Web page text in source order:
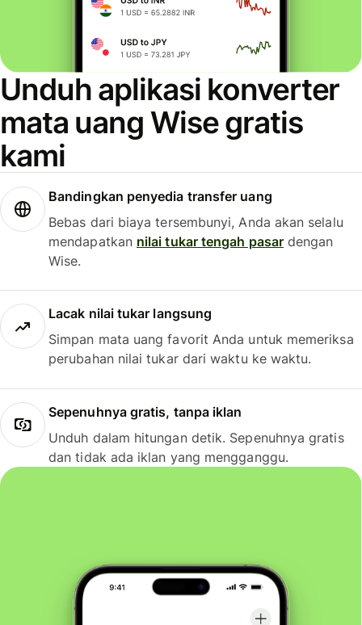
Unduh aplikasi konverter
mata uang Wise gratis
kami
Bandingkan penyedia transfer uang
Bebas dari biaya tersembunyi, Anda akan selalu
mendapatkan nilai tukar tengah pasardengan
Wise.
Lacak nilai tukar langsung
Simpan mata uang favorit Anda untuk memeriksa
perubahan nilai tukar dari waktu ke waktu.
Sepenuhnya gratis, tanpa iklan
Unduh dalam hitungan detik. Sepenuhnya gratis
dan tidak ada iklan yang mengganggu.